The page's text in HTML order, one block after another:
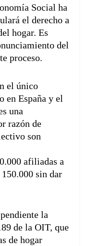
Social ha
el derecho a
hogar. Es
del
proceso.
el único
en España y el
una
razón de
son
afiliadas a
sin dar
la
de la OIT, que
de hogar